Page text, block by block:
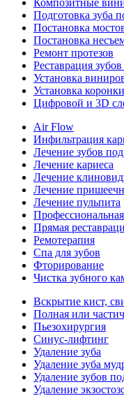
Композитные
Подготовка зуба
Постановка
Постановка
Ремонт протезов
Реставрация
Установка
Установка
Цифровой и 3D
Air Flow
Инфильтрация
Лечение зубов
Лечение кариеса
Лечение
Лечение
Лечение пульпита
Прямая
Ремотерапия
Спа для зубов
Фторирование
Чистка зубного
Вскрытие кист,
Полная или
Пьезохирургия
Синус-лифтинг
Удаление зуба
Удаление зуба
Удаление зубов
Удаление